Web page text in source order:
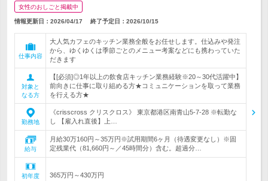
女性のおしごと掲載中
情報更新日：2026/04/17 終了予定日： 2026/10/15
仕事内容
大人気カフェのキッチン業務全般をお任せします。仕込みや発注
から、ゆくゆくは季節ごとのメニュー考案などにも携わっていた
だきます
対象と
なる方
【[必須]◎1年以上の飲食店キッチン業務経験※20～30代活躍中】
前向きに仕事に取り組める方★コミュニケーションを取って業務
を行える方★
勤務地
《crisscross クリスクロス》 東京都港区南青山5-7-28 ※転勤な
し 【雇入れ直後】上…
給与
月給30万160円～35万円※試用期間6ヶ月（待遇変更なし）※固
定残業代（81,660円～／45時間分）含む。超過分…
初年度
365万円～430万円